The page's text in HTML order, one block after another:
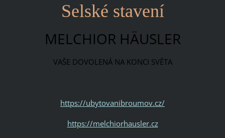
Selské stavení
MELCHIOR HÄUSLER
VAŠE DOVOLENÁ NA KONCI SVĚTA
https://ubytovanibroumov.cz/
https://melchiorhausler.cz